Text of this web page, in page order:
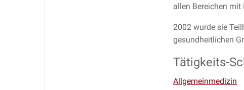
allen Bereichen
2002 wurde sie
gesundheitlichen
Tätigkeits-
Allgemeinmedizin